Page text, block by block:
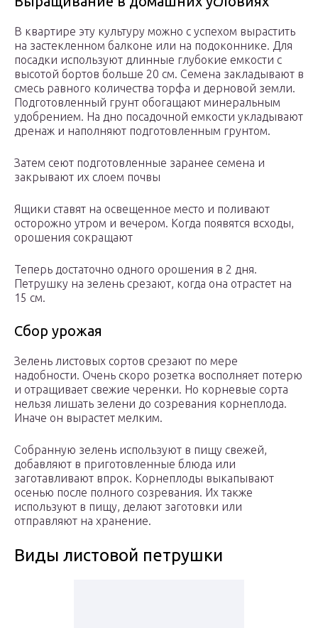
В квартире эту культуру можно с успехом вырастить
на застекленном балконе или на подоконнике. Для
посадки используют длинные глубокие емкости с
высотой бортов больше 20 см. Семена закладывают в
смесь равного количества торфа и дерновой земли.
Подготовленный грунт обогащают минеральным
удобрением. На дно посадочной емкости укладывают
дренаж и наполняют подготовленным грунтом.
Затем сеют подготовленные заранее семена и
закрывают их слоем почвы
Ящики ставят на освещенное место и поливают
осторожно утром и вечером. Когда появятся всходы,
орошения сокращают
Теперь достаточно одного орошения в 2 дня.
Петрушку на зелень срезают, когда она отрастет на
15 см.
Сбор урожая
Зелень листовых сортов срезают по мере
надобности. Очень скоро розетка восполняет потерю
и отращивает свежие черенки. Но корневые сорта
нельзя лишать зелени до созревания корнеплода.
Иначе он вырастет мелким.
Собранную зелень используют в пищу свежей,
добавляют в приготовленные блюда или
заготавливают впрок. Корнеплоды выкапывают
осенью после полного созревания. Их также
используют в пищу, делают заготовки или
отправляют на хранение.
Виды листовой петрушки